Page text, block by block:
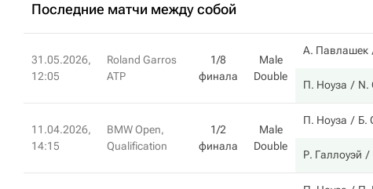
Последние матчи между собой
31.05.2026,
12:05
Roland Garros
ATP
1/8
финала
Male
Double
А. Павлашек
П. Ноуза N.
11.04.2026,
14:15
BMW Open,
Qualification
1/2
финала
Male
Double
П. Ноуза Б.
Р. Галлоуэй